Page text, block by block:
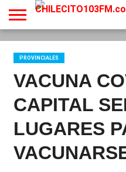
INICIO
EN
VIVO
PROGRAMACION
CONTACTO
PROVINCIALES
VACUNA
CAPITAL
LUGARES